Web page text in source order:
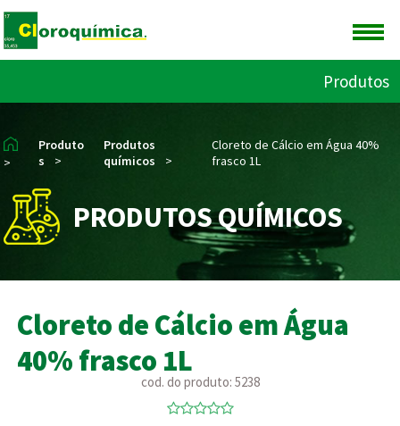
Produtos
>
Produto
s
>
Produtos
químicos
>
Cloreto de Cálcio em Água 40%
frasco 1L
PRODUTOS QUÍMICOS
Cloreto de Cálcio em Água
40% frasco 1L
cod. do produto: 5238